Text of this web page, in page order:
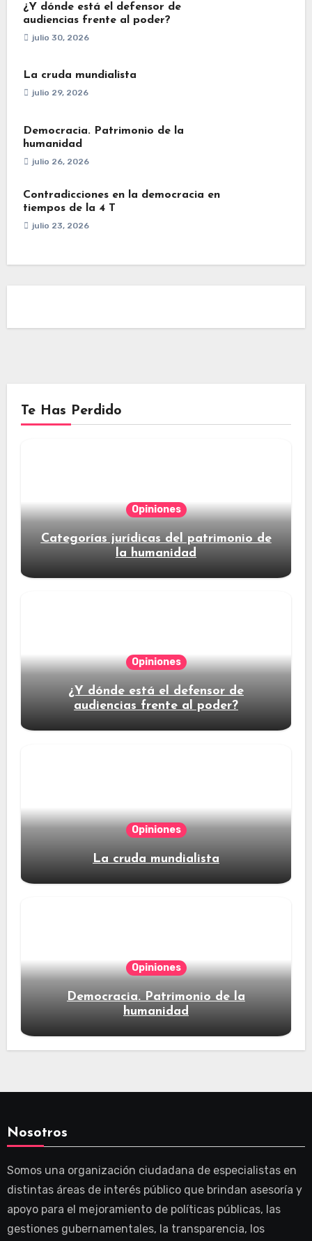
¿Y dónde está el defensor de
audiencias frente al poder?
julio 30, 2026
La cruda mundialista
julio 29, 2026
Democracia. Patrimonio de la
humanidad
julio 26, 2026
Contradicciones en la democracia en
tiempos de la 4 T
julio 23, 2026
Te Has Perdido
Opiniones
Categorías jurídicas del patrimonio de
la humanidad
Opiniones
¿Y dónde está el defensor de
audiencias frente al poder?
Opiniones
La cruda mundialista
Opiniones
Democracia. Patrimonio de la
humanidad
Nosotros
Somos una organización ciudadana de especialistas en
distintas áreas de interés público que brindan asesoría y
apoyo para el mejoramiento de políticas públicas, las
gestiones gubernamentales, la transparencia, los